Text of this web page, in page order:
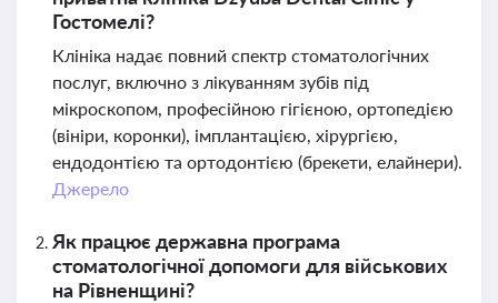
Гостомелі?
Клініка надає повний спектр стоматологічних
послуг, включно з лікуванням зубів під
мікроскопом, професійною гігієною, ортопедією
(вініри, коронки), імплантацією, хірургією,
ендодонтією та ортодонтією (брекети, елайнери).
Джерело
Як працює державна програма
стоматологічної допомоги для військових
на Рівненщині?